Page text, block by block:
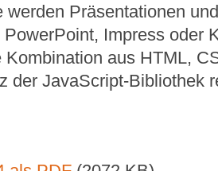
werden Präsentationen
Impress oder
aus HTML,
der JavaScript-Bibliothek